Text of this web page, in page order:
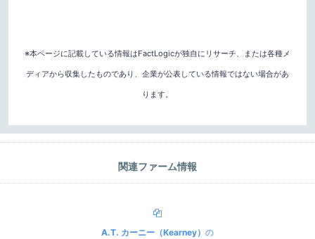
※本ページに記載している情報はFactLogicが独自にリサーチ、または各種メ
ディアから収集したものであり、企業が公表している情報ではない場合があ
ります。
関連ファーム情報
A.T. カーニー（Kearney） の